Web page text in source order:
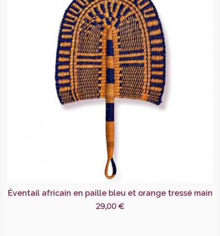
Éventail africain en paille bleu et orange tressé main
29,00 €